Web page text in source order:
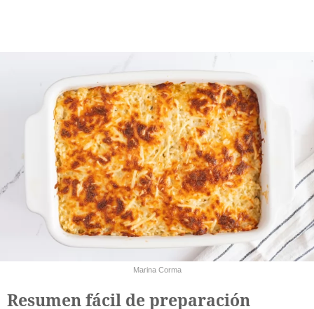
Marina Corma
Resumen fácil de preparación